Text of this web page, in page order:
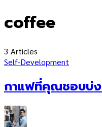
coffee
3 Articles
Self-Development
กาแฟที่คุณชอบบ่